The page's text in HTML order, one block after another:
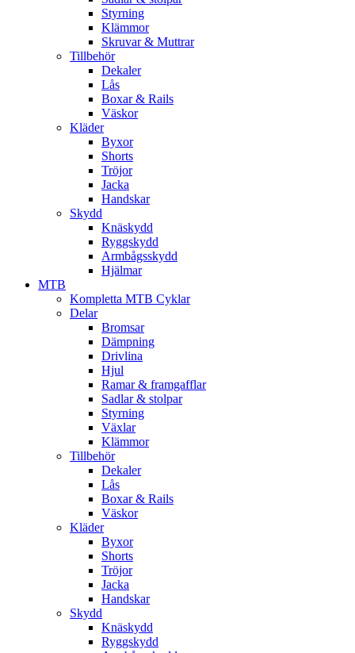
Styrning
Klämmor
Skruvar & Muttrar
Tillbehör
Dekaler
Lås
Boxar & Rails
Väskor
Kläder
Byxor
Shorts
Tröjor
Jacka
Handskar
Skydd
Knäskydd
Ryggskydd
Armbågsskydd
Hjälmar
MTB
Kompletta MTB Cyklar
Delar
Bromsar
Dämpning
Drivlina
Hjul
Ramar & framgafflar
Sadlar & stolpar
Styrning
Växlar
Klämmor
Tillbehör
Dekaler
Lås
Boxar & Rails
Väskor
Kläder
Byxor
Shorts
Tröjor
Jacka
Handskar
Skydd
Knäskydd
Ryggskydd